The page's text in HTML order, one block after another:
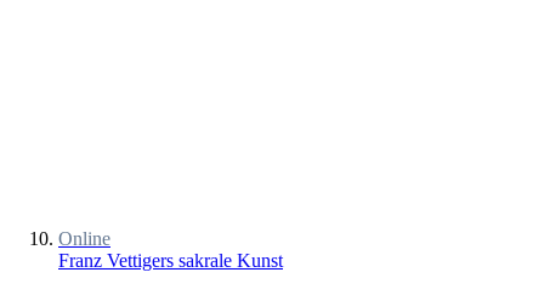
Online
Franz Vettigers sakrale Kunst